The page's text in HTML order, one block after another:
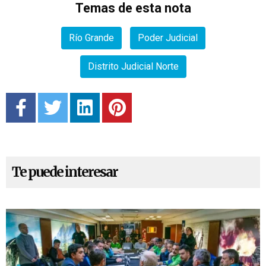
Temas de esta nota
Río Grande Poder Judicial
Distrito Judicial Norte
Te puede interesar